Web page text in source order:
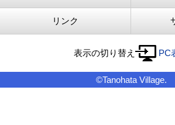
リンク
表示の切り替え PC
©Tanohata Village.